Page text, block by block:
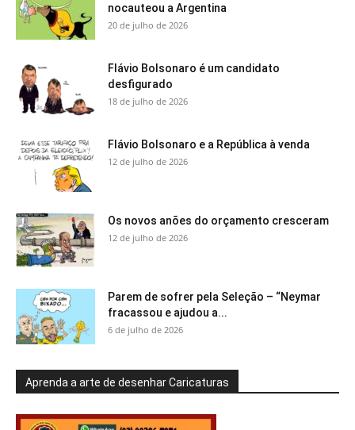
nocauteou a Argentina
20 de julho de 2026
Flávio Bolsonaro é um candidato
desfigurado
18 de julho de 2026
Flávio Bolsonaro e a República à venda
12 de julho de 2026
Os novos anões do orçamento cresceram
12 de julho de 2026
Parem de sofrer pela Seleção – “Neymar
fracassou e ajudou a...
6 de julho de 2026
Aprenda a arte de desenhar Caricaturas